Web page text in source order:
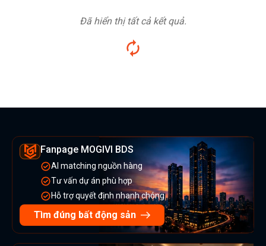
Đã hiển thị tất cả kết quả.
Fanpage MOGIVI BDS
AI matching nguồn hàng
Tư vấn dự án phù hợp
Hỗ trợ quyết định nhanh chóng
Tìm đúng bất động sản